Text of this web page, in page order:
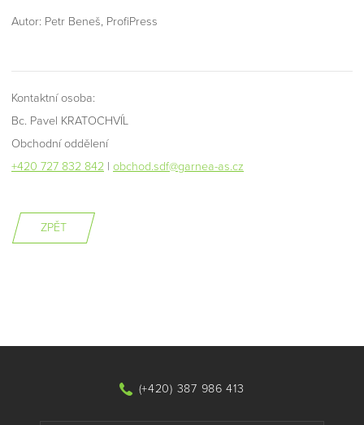
Autor: Petr Beneš, ProfiPress
Kontaktní osoba:
Bc. Pavel KRATOCHVÍL
Obchodní oddělení
+420 727 832 842 | obchod.sdf@garnea-as.cz
ZPĚT
(+420) 387 986 413